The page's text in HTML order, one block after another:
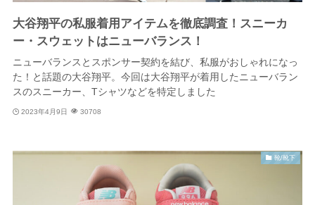
大谷翔平の私服着用アイテムを徹底調査！スニーカ
ー・スウェットはニューバランス！
ニューバランスとスポンサー契約を結び、私服がおしゃれになっ
た！と話題の大谷翔平。今回は大谷翔平が着用したニューバラン
スのスニーカー、Tシャツなどを特定しました
2023年4月9日 30708
靴/靴下